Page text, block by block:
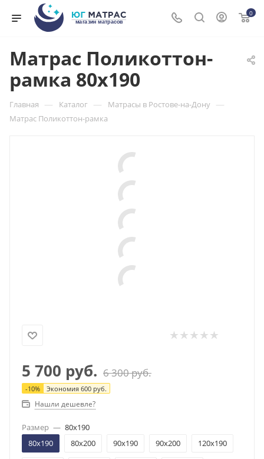
0
Матрас Поликоттон-
рамка 80x190
Главная — Каталог — Матрасы в Ростове-на-Дону —
Матрас Поликоттон-рамка
5 700 руб. 6 300руб.
-10% Экономия 600 руб.
Нашли дешевле?
Размер — 80x190
80x190
80x200 90x190 90x200 120x190